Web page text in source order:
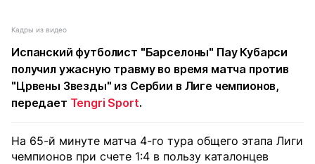
Кадры из видео
Испанский футболист "Барселоны" Пау Кубарси
получил ужасную травму во время матча против
"Црвены Звезды" из Сербии в Лиге чемпионов,
передает Tengri Sport.
На 65-й минуте матча 4-го тура общего этапа Лиги
чемпионов при счете 1:4 в пользу каталонцев